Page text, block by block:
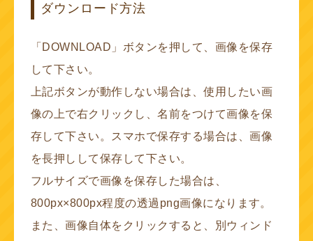
ダウンロード方法
「DOWNLOAD」ボタンを押して、画像を保存
して下さい。
上記ボタンが動作しない場合は、使用したい画
像の上で右クリックし、名前をつけて画像を保
存して下さい。スマホで保存する場合は、画像
を長押しして保存して下さい。
フルサイズで画像を保存した場合は、
800px×800px程度の透過png画像になります。
また、画像自体をクリックすると、別ウィンド